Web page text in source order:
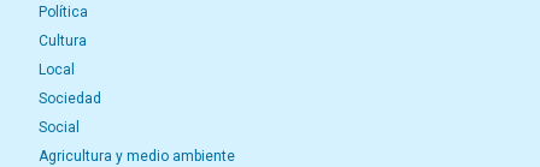
Política
Cultura
Local
Sociedad
Social
Agricultura y medio ambiente